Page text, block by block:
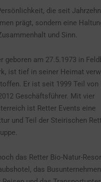
die seit
prägt, sondern eine
und Sinn.
geboren am 27.5.1973 in
ist tief in seiner Heimat
Er ist seit 1999 Teil von
Geschäftsführer. Mit vier
ist Retter Events eine
und Teil der Steirischen
das Retter Bio-Natur-
das